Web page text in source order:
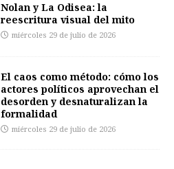
Nolan y La Odisea: la
reescritura visual del mito
miércoles 29 de julio de 2026
El caos como método: cómo los
actores políticos aprovechan el
desorden y desnaturalizan la
formalidad
miércoles 29 de julio de 2026